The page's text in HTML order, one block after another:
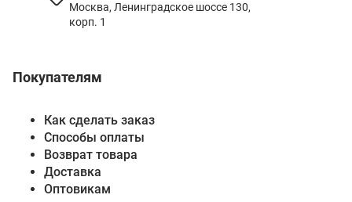
Покупателям
Как сделать заказ
Способы оплаты
Возврат товара
Доставка
Оптовикам
Москва, Ленинградское шоссе 130,
корп. 1